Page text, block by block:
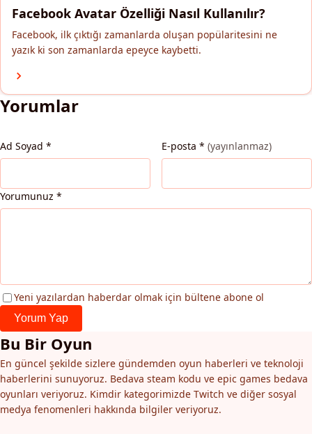
Facebook Avatar Özelliği Nasıl Kullanılır?
Facebook, ilk çıktığı zamanlarda oluşan popülaritesini ne
yazık ki son zamanlarda epeyce kaybetti.
Yorumlar
Ad Soyad * E-posta * (yayınlanmaz)
Yorumunuz *
Yeni yazılardan haberdar olmak için bültene abone ol
Yorum Yap
Bu Bir Oyun
En güncel şekilde sizlere gündemden oyun haberleri ve teknoloji
haberlerini sunuyoruz. Bedava steam kodu ve epic games bedava
oyunları veriyoruz. Kimdir kategorimizde Twitch ve diğer sosyal
medya fenomenleri hakkında bilgiler veriyoruz.